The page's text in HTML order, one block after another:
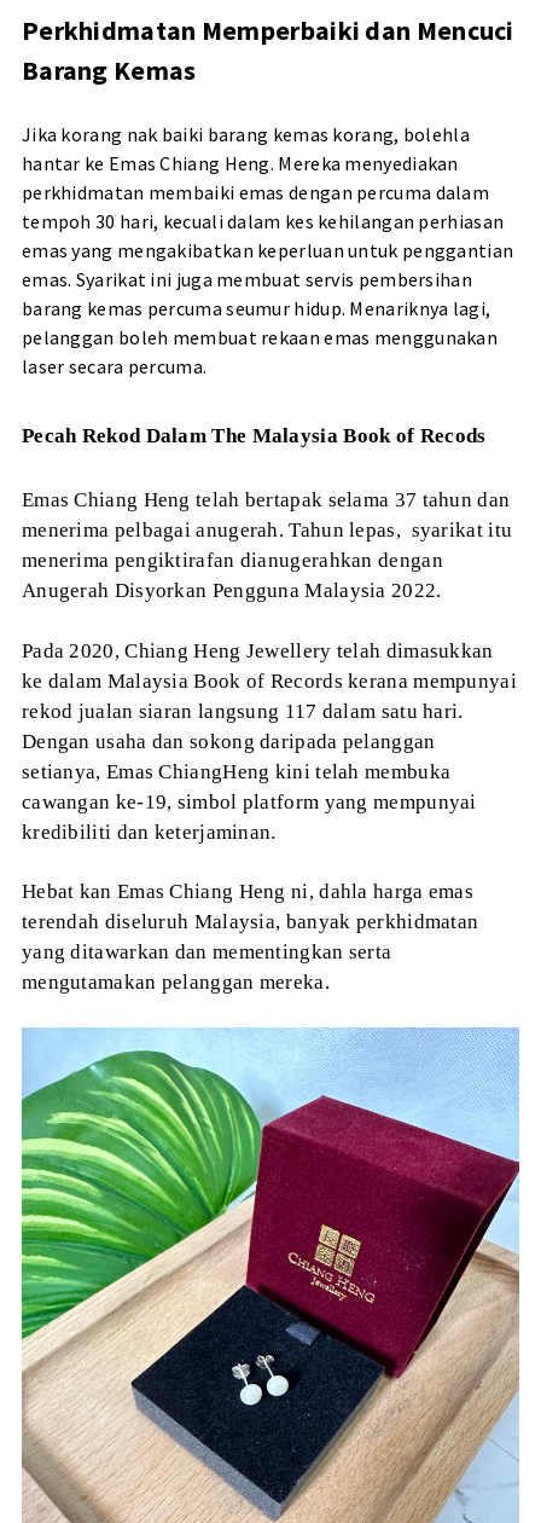
Perkhidmatan Memperbaiki dan Mencuci
Barang Kemas
Jika korang nak baiki barang kemas korang, bolehla
hantar ke Emas Chiang Heng. Mereka menyediakan
perkhidmatan membaiki emas dengan percuma dalam
tempoh 30 hari, kecuali dalam kes kehilangan perhiasan
emas yang mengakibatkan keperluan untuk penggantian
emas. Syarikat ini juga membuat servis pembersihan
barang kemas percuma seumur hidup. Menariknya lagi,
pelanggan boleh membuat rekaan emas menggunakan
laser secara percuma.
Pecah Rekod Dalam The Malaysia Book of Recods
Emas Chiang Heng telah bertapak selama 37 tahun dan
menerima pelbagai anugerah. Tahun lepas, syarikat itu
menerima pengiktirafan dianugerahkan dengan
Anugerah Disyorkan Pengguna Malaysia 2022.
Pada 2020, Chiang Heng Jewellery telah dimasukkan
ke dalam Malaysia Book of Records kerana mempunyai
rekod jualan siaran langsung 117 dalam satu hari.
Dengan usaha dan sokong daripada pelanggan
setianya, Emas ChiangHeng kini telah membuka
cawangan ke-19, simbol platform yang mempunyai
kredibiliti dan keterjaminan.
Hebat kan Emas Chiang Heng ni, dahla harga emas
terendah diseluruh Malaysia, banyak perkhidmatan
yang ditawarkan dan mementingkan serta
mengutamakan pelanggan mereka.